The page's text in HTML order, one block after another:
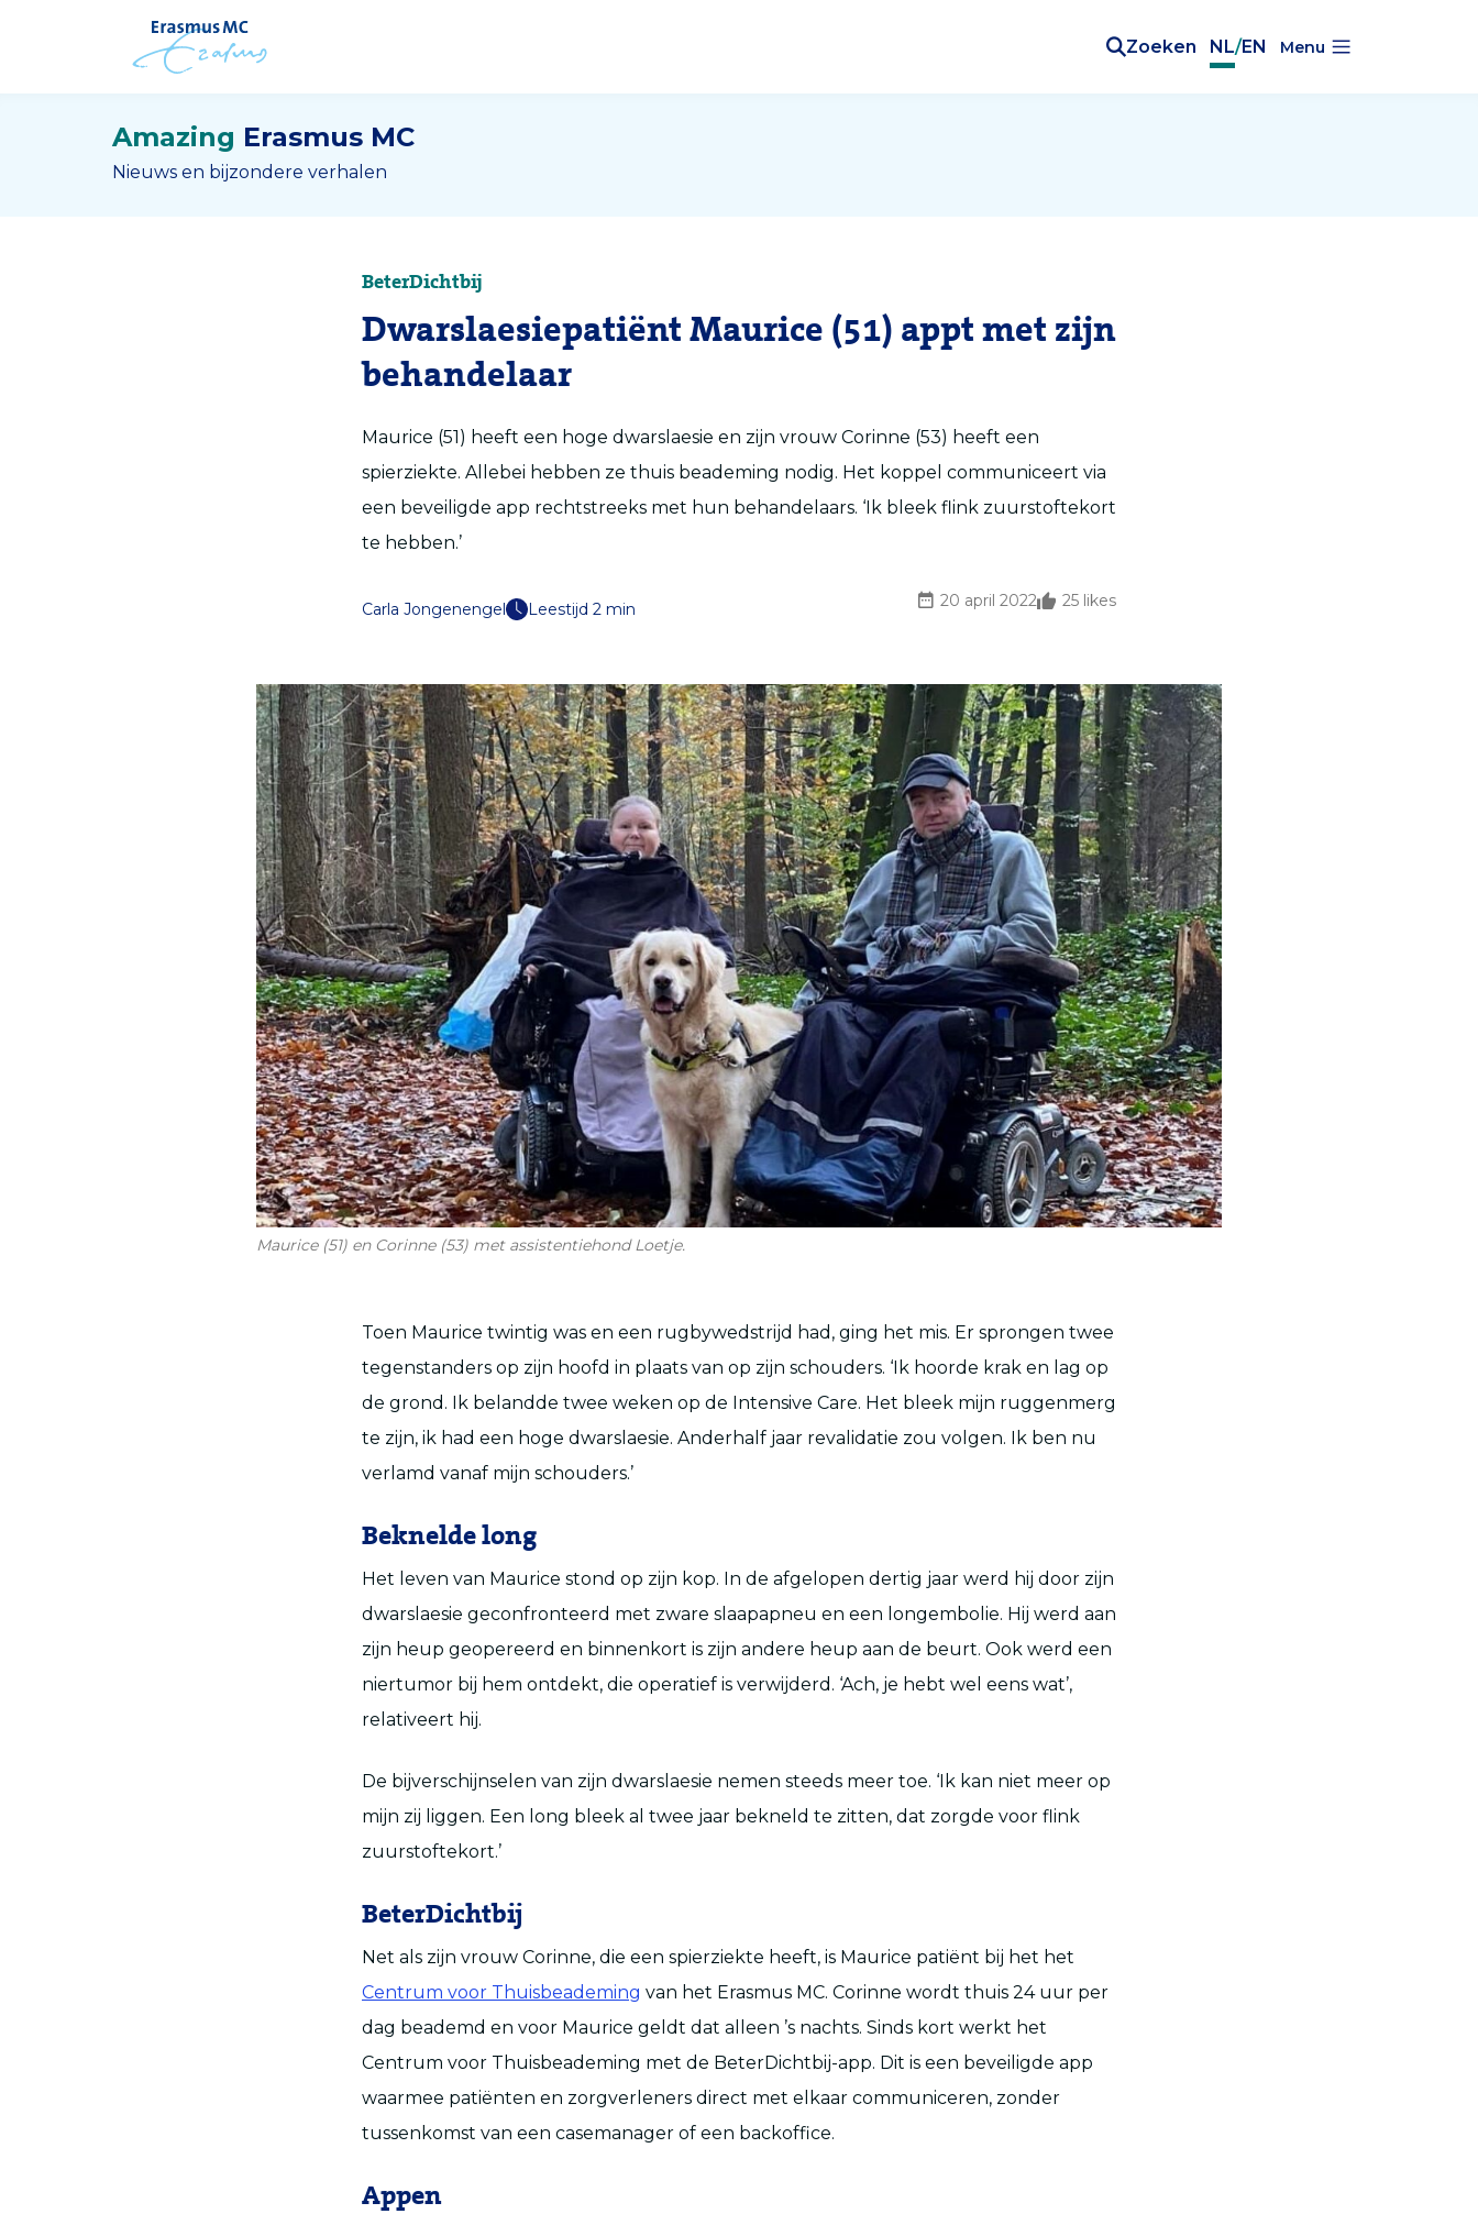
Zoeken NL/EN Menu
Amazing Erasmus MC
Nieuws en bijzondere verhalen
BeterDichtbij
Dwarslaesiepatiënt Maurice (51) appt met zijn
behandelaar
Maurice (51) heeft een hoge dwarslaesie en zijn vrouw Corinne (53) heeft een
spierziekte. Allebei hebben ze thuis beademing nodig. Het koppel communiceert via
een beveiligde app rechtstreeks met hun behandelaars. ‘Ik bleek flink zuurstoftekort
te hebben.’
Carla Jongenengel Leestijd 2 min 20 april 2022 25 likes
Maurice (51) en Corinne (53) met assistentiehond Loetje.
Toen Maurice twintig was en een rugbywedstrijd had, ging het mis. Er sprongen twee
tegenstanders op zijn hoofd in plaats van op zijn schouders. ‘Ik hoorde krak en lag op
de grond. Ik belandde twee weken op de Intensive Care. Het bleek mijn ruggenmerg
te zijn, ik had een hoge dwarslaesie. Anderhalf jaar revalidatie zou volgen. Ik ben nu
verlamd vanaf mijn schouders.’
Beknelde long
Het leven van Maurice stond op zijn kop. In de afgelopen dertig jaar werd hij door zijn
dwarslaesie geconfronteerd met zware slaapapneu en een longembolie. Hij werd aan
zijn heup geopereerd en binnenkort is zijn andere heup aan de beurt. Ook werd een
niertumor bij hem ontdekt, die operatief is verwijderd. ‘Ach, je hebt wel eens wat’,
relativeert hij.
De bijverschijnselen van zijn dwarslaesie nemen steeds meer toe. ‘Ik kan niet meer op
mijn zij liggen. Een long bleek al twee jaar bekneld te zitten, dat zorgde voor flink
zuurstoftekort.’
BeterDichtbij
Net als zijn vrouw Corinne, die een spierziekte heeft, is Maurice patiënt bij het het
Centrum voor Thuisbeademing van het Erasmus MC. Corinne wordt thuis 24 uur per
dag beademd en voor Maurice geldt dat alleen ’s nachts. Sinds kort werkt het
Centrum voor Thuisbeademing met de BeterDichtbij-app. Dit is een beveiligde app
waarmee patiënten en zorgverleners direct met elkaar communiceren, zonder
tussenkomst van een casemanager of een backoffice.
Appen